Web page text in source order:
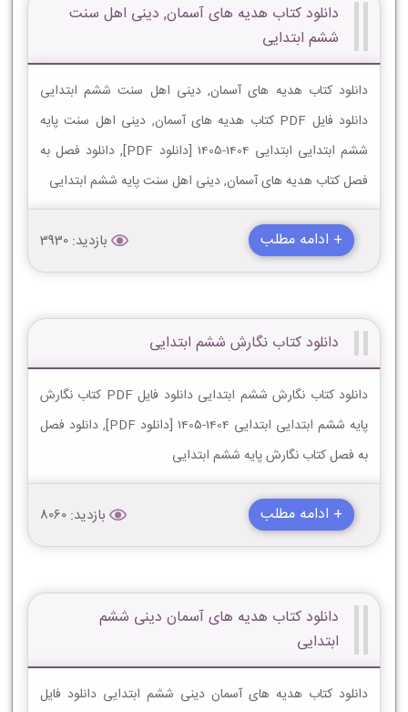
دانلود کتاب هدیه های آسمان, دینی اهل سنت
ششم ابتدایی
دانلود کتاب هدیه های آسمان, دینی اهل سنت ششم ابتدایی
دانلود فایل PDF کتاب هدیه های آسمان, دینی اهل سنت پایه
ششم ابتدایی ابتدایی 1404-1405 [دانلود PDF], دانلود فصل به
فصل کتاب هدیه های آسمان, دینی اهل سنت پایه ششم ابتدایی
+ ادامه مطلب بازدید: 3930
دانلود کتاب نگارش ششم ابتدایی
دانلود کتاب نگارش ششم ابتدایی دانلود فایل PDF کتاب نگارش
پایه ششم ابتدایی ابتدایی 1404-1405 [دانلود PDF], دانلود فصل
به فصل کتاب نگارش پایه ششم ابتدایی
+ ادامه مطلب بازدید: 8060
دانلود کتاب هدیه های آسمان دینی ششم
ابتدایی
دانلود کتاب هدیه های آسمان دینی ششم ابتدایی دانلود فایل